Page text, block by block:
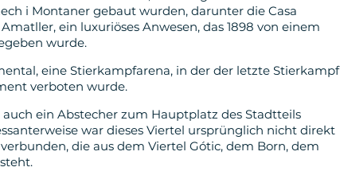
i Montaner gebaut wurden, darunter die Casa
ein luxuriöses Anwesen, das 1898 von einem
wurde.
eine Stierkampfarena, in der der letzte Stierkampf
verboten wurde.
ein Abstecher zum Hauptplatz des Stadtteils
war dieses Viertel ursprünglich nicht direkt
die aus dem Viertel Gótic, dem Born, dem